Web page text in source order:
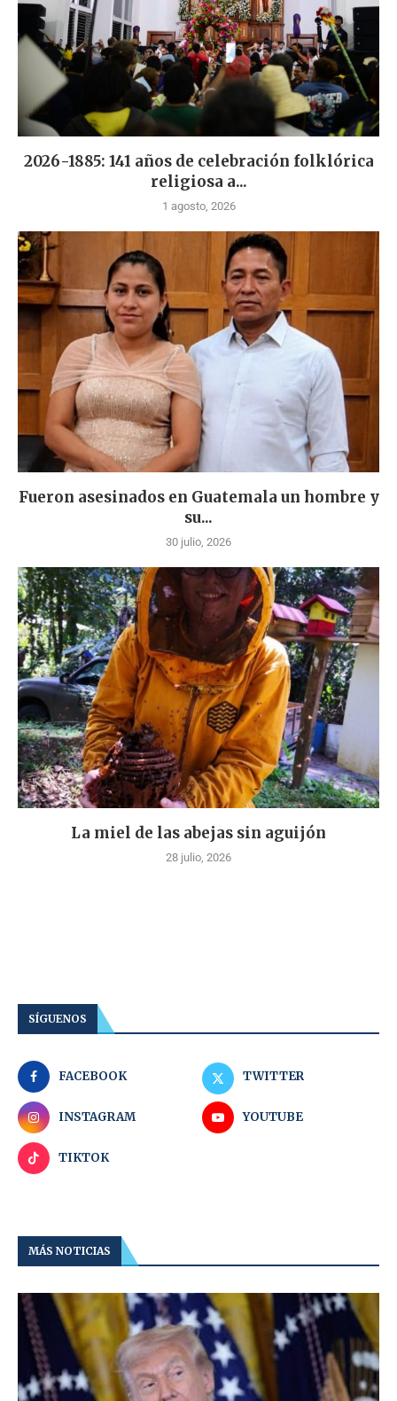
2026-1885: 141 años de celebración folklórica
religiosa a...
1 agosto, 2026
Fueron asesinados en Guatemala un hombre y
su...
30 julio, 2026
La miel de las abejas sin aguijón
28 julio, 2026
SÍGUENOS
FACEBOOK TWITTER
INSTAGRAM YOUTUBE
TIKTOK
MÁS NOTICIAS